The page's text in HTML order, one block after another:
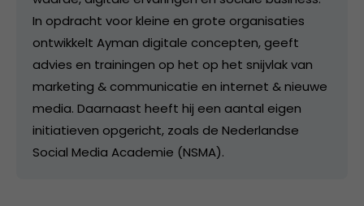
In opdracht voor kleine en grote organisaties
ontwikkelt Ayman digitale concepten, geeft
advies en trainingen op het op het snijvlak van
marketing & communicatie en internet & nieuwe
media. Daarnaast heeft hij een aantal eigen
initiatieven opgericht, zoals de Nederlandse
Social Media Academie (NSMA).